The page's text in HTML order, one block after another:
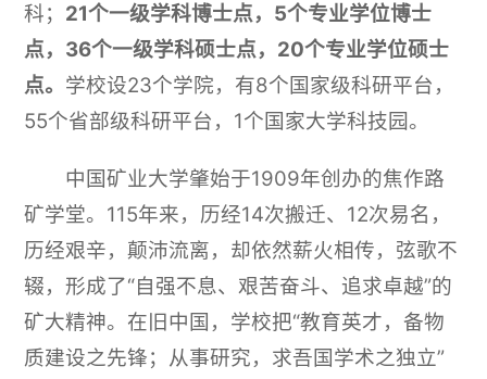
科； 21个一级学科博士点，5个专业学位博士
点，36个一级学科硕士点，20个专业学位硕士
点。 学校设23个学院，有8个国家级科研平台，
55个省部级科研平台，1个国家大学科技园。
中国矿业大学肇始于1909年创办的焦作路
矿学堂。115年来，历经14次搬迁、12次易名，
历经艰辛，颠沛流离，却依然薪火相传，弦歌不
辍，形成了“自强不息、艰苦奋斗、追求卓越”的
矿大精神。在旧中国，学校把“教育英才，备物
质建设之先锋；从事研究，求吾国学术之独立”